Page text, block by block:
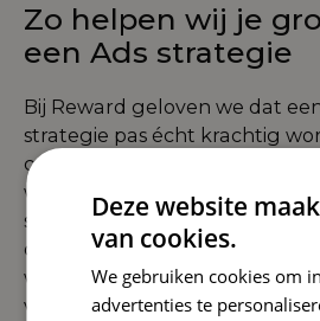
Zo helpen wij je
een Ads strategie
Bij Reward geloven we dat
strategie pas écht krachtig
combineert met andere
we advertenties slim aan een
strategie, innovatieveAI
doordachteinternationale
we niet alleen voor directe
voor lange termijn groei –
Deze website
van cookies.
We gebruiken cookies om
advertenties te